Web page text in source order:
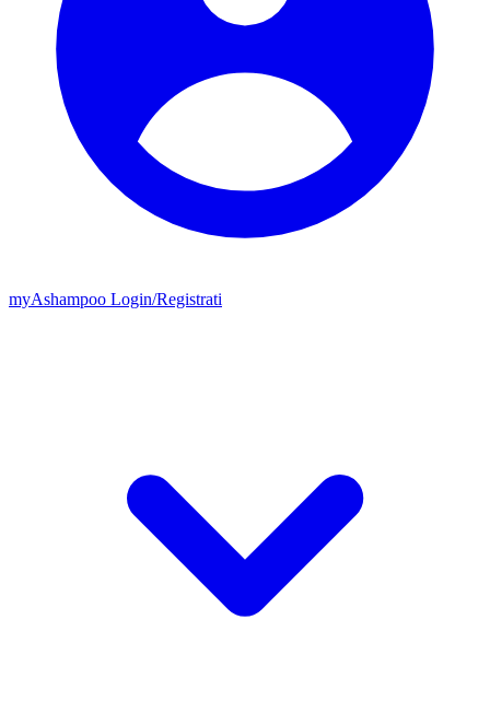
myAshampoo Login/Registrati